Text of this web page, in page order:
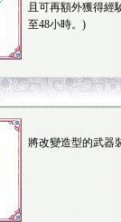
且可再額外獲得經
至48小時。)
將改變造型的武器